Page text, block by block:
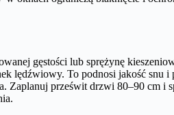
gęstości lub sprężynę
lędźwiowy. To podnosi jakość snu i
Zaplanuj prześwit drzwi 80–90 cm i